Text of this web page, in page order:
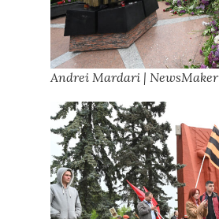
Andrei Mardari | NewsMaker